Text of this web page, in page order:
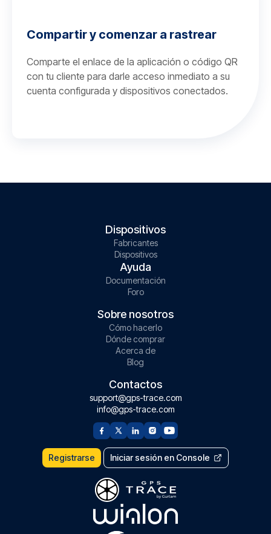
Compartir y comenzar a rastrear
Comparte el enlace de la aplicación o código QR
con tu cliente para darle acceso inmediato a su
cuenta configurada y dispositivos conectados.
Dispositivos
Fabricantes
Dispositivos
Ayuda
Documentación
Foro
Sobre nosotros
Cómo hacerlo
Dónde comprar
Acerca de
Blog
Contactos
support@gps-trace.com
info@gps-trace.com
Registrarse Iniciar sesión en Console